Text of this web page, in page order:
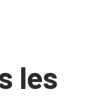
les